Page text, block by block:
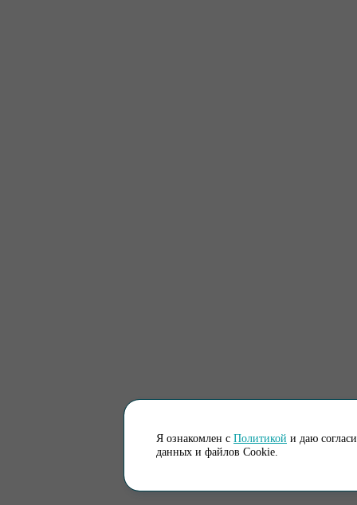
Я ознакомлен с Политикой и даю
данных и файлов Cookie.